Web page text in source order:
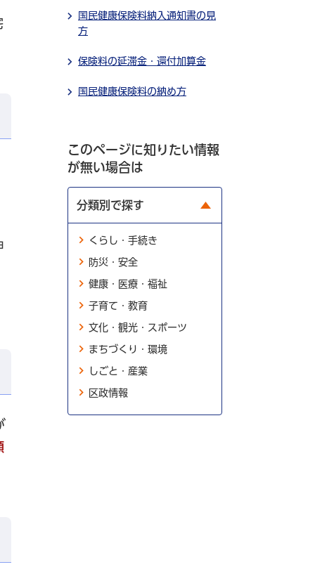
国民健康保険料納入通知書の見
方
保険料の延滞金・還付加算金
国民健康保険料の納め方
このページに知りたい情報
が無い場合は
分類別で探す
くらし・手続き
防災・安全
健康・医療・福祉
子育て・教育
文化・観光・スポーツ
まちづくり・環境
しごと・産業
区政情報